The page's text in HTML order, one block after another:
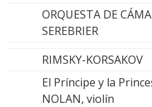
ORQUESTA DE
SEREBRIER
RIMSKY-KORSAKOV
El Príncipe y la
NOLAN, violín